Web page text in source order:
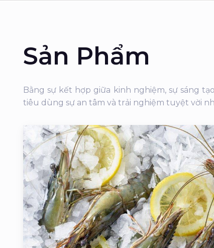
Sản Phẩm
Bằng sự kết hợp giữa kinh nghiệm, sự sáng
tiêu dùng sự an tâm và trải nghiệm tuyệt vời